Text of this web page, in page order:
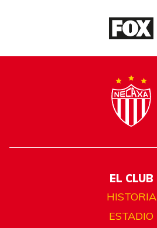
EL CLUB
HISTORIA
ESTADIO